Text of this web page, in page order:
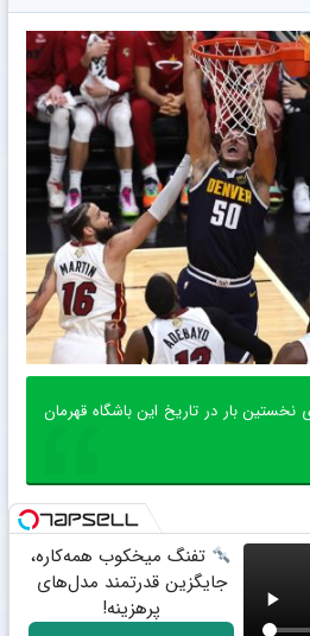
نخستین بار در تاریخ این باشگاه قهرمان
تفنگ میخکوب همه‌کاره،
جایگزین قدرتمند مدل‌های
پرهزینه!